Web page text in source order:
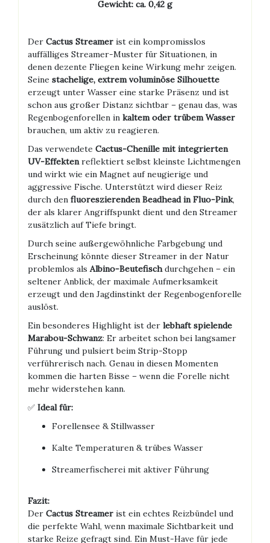
Gewicht: ca. 0,42 g
Der Cactus Streamer ist ein kompromisslos
auffälliges Streamer-Muster für Situationen, in
denen dezente Fliegen keine Wirkung mehr zeigen.
Seine stachelige, extrem voluminöse Silhouette
erzeugt unter Wasser eine starke Präsenz und ist
schon aus großer Distanz sichtbar – genau das, was
Regenbogenforellen in kaltem oder trübem Wasser
brauchen, um aktiv zu reagieren.
Das verwendete Cactus-Chenille mit integrierten
UV-Effektenreflektiert selbst kleinste Lichtmengen
und wirkt wie ein Magnet auf neugierige und
aggressive Fische. Unterstützt wird dieser Reiz
durch den fluoreszierenden Beadhead in Fluo-Pink,
der als klarer Angriffspunkt dient und den Streamer
zusätzlich auf Tiefe bringt.
Durch seine außergewöhnliche Farbgebung und
Erscheinung könnte dieser Streamer in der Natur
problemlos als Albino-Beutefischdurchgehen – ein
seltener Anblick, der maximale Aufmerksamkeit
erzeugt und den Jagdinstinkt der Regenbogenforelle
auslöst.
Ein besonderes Highlight ist der lebhaft spielende
Marabou-Schwanz: Er arbeitet schon bei langsamer
Führung und pulsiert beim Strip-Stopp
verführerisch nach. Genau in diesen Momenten
kommen die harten Bisse – wenn die Forelle nicht
mehr widerstehen kann.
✅ Ideal für:
Forellensee & Stillwasser
Kalte Temperaturen & trübes Wasser
Streamerfischerei mit aktiver Führung
Fazit:
Der Cactus Streamer ist ein echtes Reizbündel und
die perfekte Wahl, wenn maximale Sichtbarkeit und
starke Reize gefragt sind. Ein Must-Have für jede